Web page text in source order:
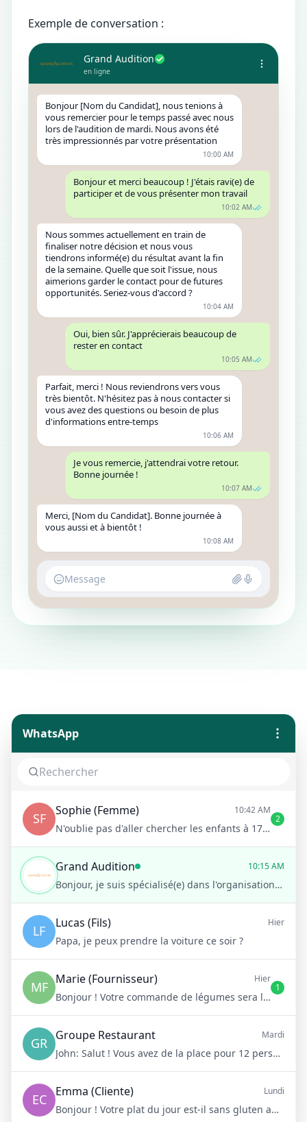
Exemple de conversation :
Grand Audition
en ligne
Bonjour [Nom du Candidat], nous tenions à
vous remercier pour le temps passé avec nous
lors de l'audition de mardi. Nous avons été
très impressionnés par votre présentation
10:00 AM
Bonjour et merci beaucoup ! J'étais ravi(e) de
participer et de vous présenter mon travail
10:02 AM
Nous sommes actuellement en train de
finaliser notre décision et nous vous
tiendrons informé(e) du résultat avant la fin
de la semaine. Quelle que soit l'issue, nous
aimerions garder le contact pour de futures
opportunités. Seriez-vous d'accord ?
10:04 AM
Oui, bien sûr. J'apprécierais beaucoup de
rester en contact
10:05 AM
Parfait, merci ! Nous reviendrons vers vous
très bientôt. N'hésitez pas à nous contacter si
vous avez des questions ou besoin de plus
d'informations entre-temps
10:06 AM
Je vous remercie, j'attendrai votre retour.
Bonne journée !
10:07 AM
Merci, [Nom du Candidat]. Bonne journée à
vous aussi et à bientôt !
10:08 AM
Message
WhatsApp
SF Sophie (Femme) 10:42 AM
N'oublie pas d'aller chercher les enfants à 17h !
2
Grand Audition 10:15 AM
Bonjour, je suis spécialisé(e) dans l'organisation d'événements musicaux.
LF Lucas (Fils) Hier
Papa, je peux prendre la voiture ce soir ?
MF Marie (Fournisseur) Hier
Bonjour ! Votre commande de légumes sera livrée demain matin à 8h
1
GR Groupe Restaurant Mardi
John: Salut ! Vous avez de la place pour 12 personnes samedi soir ?
EC Emma (Cliente) Lundi
Bonjour ! Votre plat du jour est-il sans gluten aujourd'hui ?